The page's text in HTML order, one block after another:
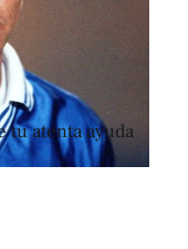
tu atenta ayuda